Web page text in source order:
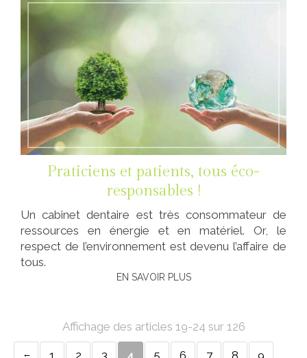
Praticiens et patients, tous éco-
responsables !
Un cabinet dentaire est très consommateur de
ressources en énergie et en matériel. Or, le
respect de l’environnement est devenu l’affaire de
tous.
EN SAVOIR PLUS
Affichage des articles 19-24 sur 126
1 2 3 4 5 6 7 8
9